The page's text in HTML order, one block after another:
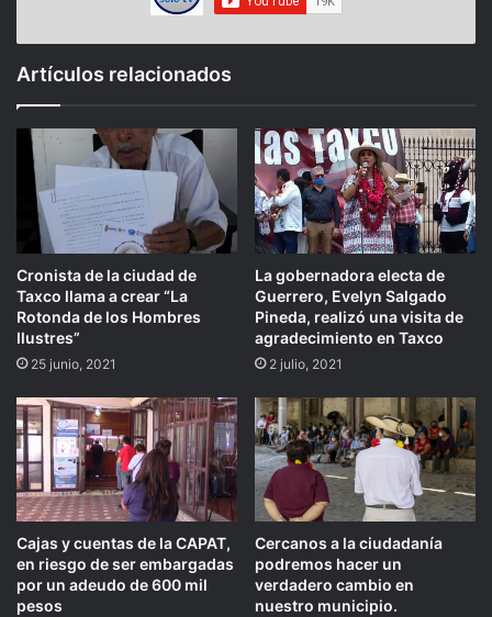
Artículos relacionados
Cronista de la ciudad de
Taxco llama a crear “La
Rotonda de los Hombres
Ilustres”
25 junio, 2021
La gobernadora electa de
Guerrero, Evelyn Salgado
Pineda, realizó una visita de
agradecimiento en Taxco
2 julio, 2021
Cajas y cuentas de la CAPAT,
en riesgo de ser embargadas
por un adeudo de 600 mil
pesos
Cercanos a la ciudadanía
podremos hacer un
verdadero cambio en
nuestro municipio.